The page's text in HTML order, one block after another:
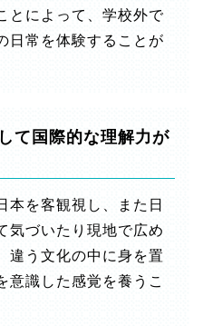
とによって、学校外で
日常を体験することが
て国際的な理解力が
本を客観視し、また日
気づいたり現地で広め
違う文化の中に身を置
意識した感覚を養うこ